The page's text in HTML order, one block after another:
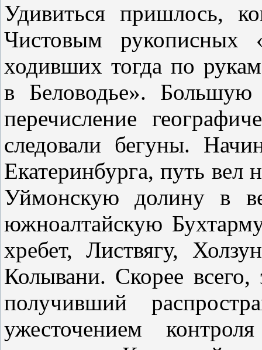
Удивиться пришлось,
Чистовым рукописных
ходивших тогда по
в Беловодье». Большую
перечисление
следовали бегуны.
Екатеринбурга, путь
Уймонскую долину в
южноалтайскую
хребет, Листвягу,
Колывани. Скорее
получивший
ужесточением